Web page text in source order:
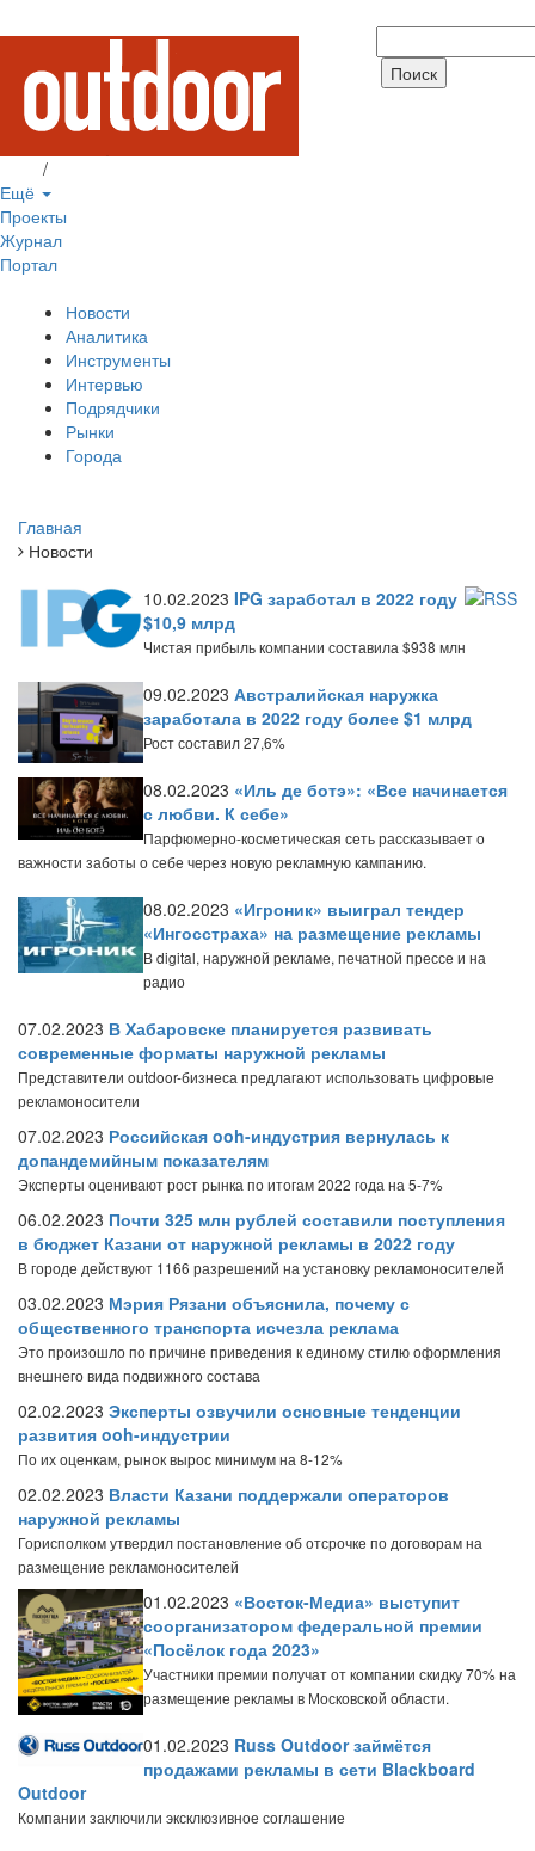
/
Ещё
Проекты
Журнал
Портал
Новости
Аналитика
Инструменты
Интервью
Подрядчики
Рынки
Города
Главная
Новости
10.02.2023 IPG заработал в 2022 году
$10,9 млрд
Чистая прибыль компании составила $938 млн
09.02.2023 Австралийская наружка
заработала в 2022 году более $1 млрд
Рост составил 27,6%
08.02.2023 «Иль де ботэ»: «Все начинается
с любви. К себе»
Парфюмерно-косметическая сеть рассказывает о
важности заботы о себе через новую рекламную кампанию.
08.02.2023 «Игроник» выиграл тендер
«Ингосстраха» на размещение рекламы
В digital, наружной рекламе, печатной прессе и на
радио
07.02.2023 В Хабаровске планируется развивать
современные форматы наружной рекламы
Представители outdoor-бизнеса предлагают использовать цифровые
рекламоносители
07.02.2023 Российская ooh-индустрия вернулась к
допандемийным показателям
Эксперты оценивают рост рынка по итогам 2022 года на 5-7%
06.02.2023 Почти 325 млн рублей составили поступления
в бюджет Казани от наружной рекламы в 2022 году
В городе действуют 1166 разрешений на установку рекламоносителей
03.02.2023 Мэрия Рязани объяснила, почему с
общественного транспорта исчезла реклама
Это произошло по причине приведения к единому стилю оформления
внешнего вида подвижного состава
02.02.2023 Эксперты озвучили основные тенденции
развития ooh-индустрии
По их оценкам, рынок вырос минимум на 8-12%
02.02.2023 Власти Казани поддержали операторов
наружной рекламы
Горисполком утвердил постановление об отсрочке по договорам на
размещение рекламоносителей
01.02.2023 «Восток-Медиа» выступит
соорганизатором федеральной премии
«Посёлок года 2023»
Участники премии получат от компании скидку 70% на
размещение рекламы в Московской области.
01.02.2023 Russ Outdoor займётся
продажами рекламы в сети Blackboard
Outdoor
Компании заключили эксклюзивное соглашение